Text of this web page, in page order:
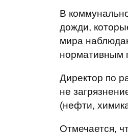
В
дожди,
мира
нормативным
Директор по
не
(нефти,
Отмечается,